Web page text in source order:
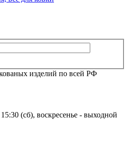
изделий по всей РФ
(сб), воскресенье - выходной